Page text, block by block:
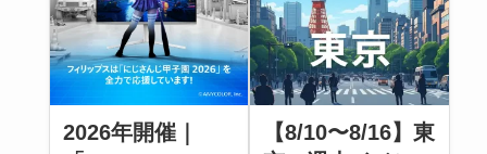
2026年開催｜
【8/10〜8/16】東